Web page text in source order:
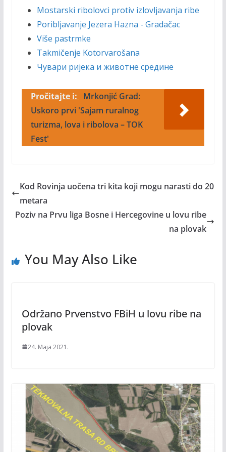
Mostarski ribolovci protiv izlovljavanja ribe
Poribljavanje Jezera Hazna - Gradačac
Više pastrmke
Takmičenje Kotorvarošana
Чувари ријека и животне средине
Pročitajte i:
Mrkonjić Grad:
Uskoro prvi 'Sajam ruralnog
turizma, lova i ribolova – TOK
Fest'
Kod Rovinja uočena tri kita koji mogu narasti do 20
metara
Poziv na Prvu liga Bosne i Hercegovine u lovu ribe
na plovak
You May Also Like
Održano Prvenstvo FBiH u lovu ribe na
plovak
24. Maja 2021.